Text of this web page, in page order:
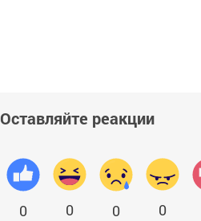
Оставляйте реакции
0 0 0 0